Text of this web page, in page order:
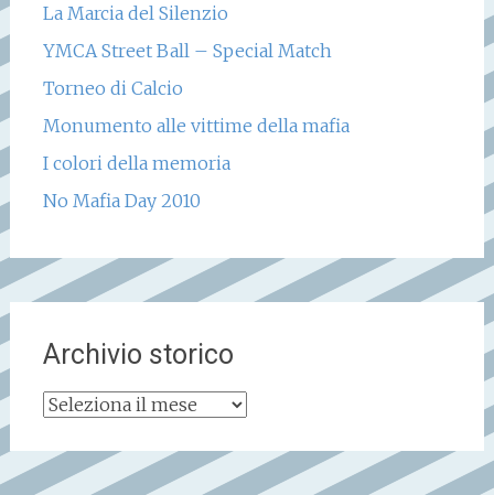
La Marcia del Silenzio
YMCA Street Ball – Special Match
Torneo di Calcio
Monumento alle vittime della mafia
I colori della memoria
No Mafia Day 2010
Archivio storico
Archivio